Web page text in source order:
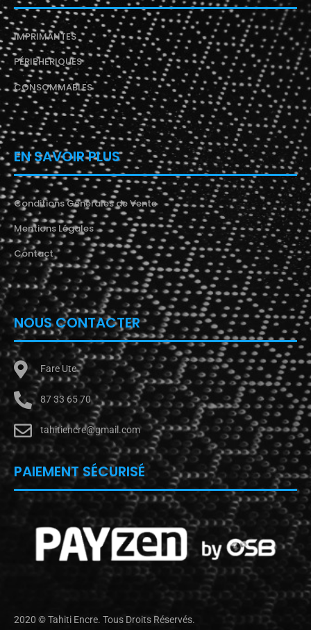
IMPRIMANTES
PÉRIPHERIQUES
CONSOMMABLES
EN SAVOIR PLUS
Conditions Générales de Vente
Mentions Légales
Contact
NOUS CONTACTER
Fare Ute
87 33 65 70
tahitiencre@gmail.com
PAIEMENT SÉCURISÉ
2020 © Tahiti Encre. Tous Droits Réservés.